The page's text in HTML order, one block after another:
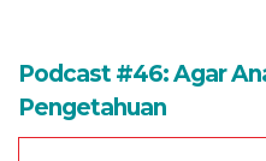
Podcast #46: Agar
Pengetahuan